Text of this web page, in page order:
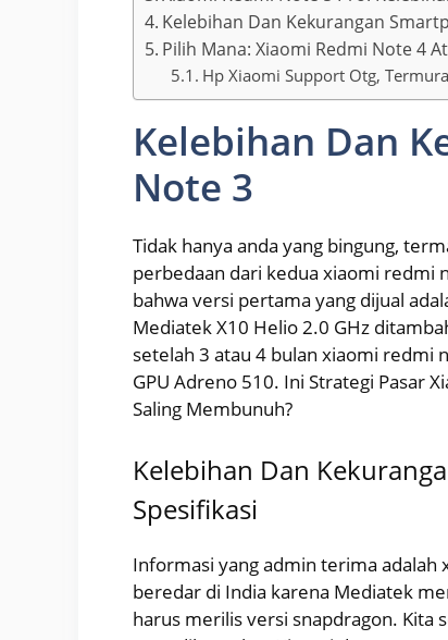
Kelebihan Dan Kekurangan
Pilih Mana: Xiaomi Redmi Note 4
Hp Xiaomi Support Otg,
Kelebihan Dan
Note 3
Tidak hanya anda yang bingung,
perbedaan dari kedua xiaomi redmi
bahwa versi pertama yang dijual
Mediatek X10 Helio 2.0 GHz
setelah 3 atau 4 bulan xiaomi redmi
GPU Adreno 510. Ini Strategi Pasar
Saling Membunuh?
Kelebihan Dan
Spesifikasi
Informasi yang admin terima
beredar di India karena Mediatek
harus merilis versi snapdragon. Kita